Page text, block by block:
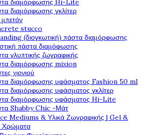
διαμόρφωσης Hi-Lite
διαμόρφωσης γκλίτερ
stucco
(διογκωτική) πάστα διαμόρφωσης
πάστα διαμόφωσης
γλυπτικής ζωγραφικής
διαμόρφωσης mixion
χιονιού
διαμόρφωσης υφάσματος Fashion 50 ml
διαμόρφωσης υφάσματος γκλίτερ
διαμόρφωσης υφάσματος Hi-Lite
Shabby Chic -Μάτ
Mediums & Υλικά Ζωγραφικής | Gel &
Χρώματα